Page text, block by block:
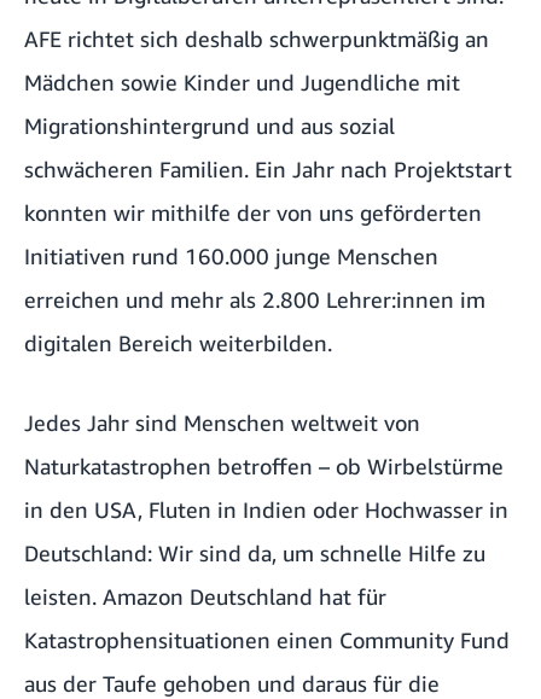
AFE richtet sich deshalb schwerpunktmäßig an
Mädchen sowie Kinder und Jugendliche mit
Migrationshintergrund und aus sozial
schwächeren Familien. Ein Jahr nach Projektstart
konnten wir mithilfe der von uns geförderten
Initiativen rund 160.000 junge Menschen
erreichen und mehr als 2.800 Lehrer:innen im
digitalen Bereich weiterbilden.
Jedes Jahr sind Menschen weltweit von
Naturkatastrophen betroffen – ob Wirbelstürme
in den USA, Fluten in Indien oder Hochwasser in
Deutschland: Wir sind da, um schnelle Hilfe zu
leisten. Amazon Deutschland hat für
Katastrophensituationen einen Community Fund
aus der Taufe gehoben und daraus für die